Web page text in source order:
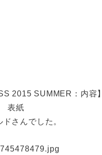
2015 SUMMER：内容】
表紙
さんでした。